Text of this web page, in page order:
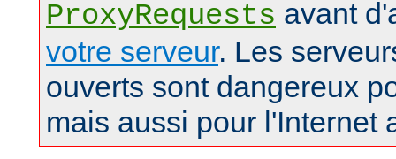
ProxyRequests avant
votre serveur. Les
ouverts sont dangereux
mais aussi pour l'Internet